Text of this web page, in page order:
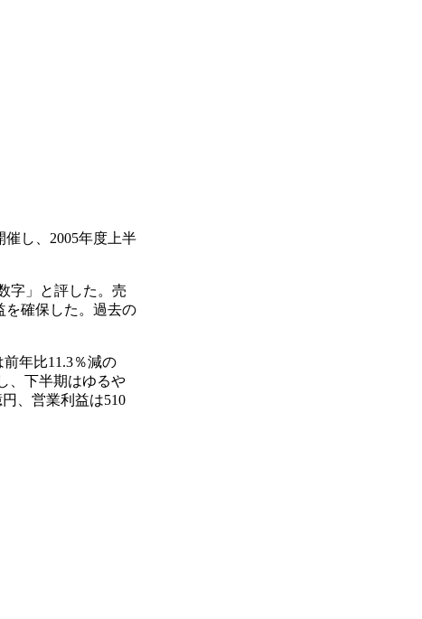
し、2005年度上半
字」と評した。売
を確保した。過去の
年比11.3％減の
、下半期はゆるや
、営業利益は510